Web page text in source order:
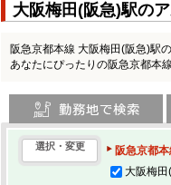
大阪梅田(阪急)駅の
阪急京都本線 大阪梅田(阪急)駅
あなたにぴったりの阪急京都本
選択・変更
阪急京都
大阪梅田